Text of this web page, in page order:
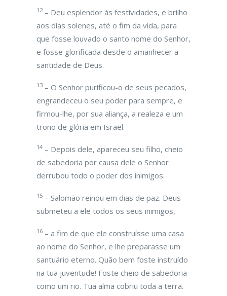
12– Deu esplendor às festividades, e brilho
aos dias solenes, até o fim da vida, para
que fosse louvado o santo nome do Senhor,
e fosse glorificada desde o amanhecer a
santidade de Deus.
13 – O Senhor purificou-o de seus pecados,
engrandeceu o seu poder para sempre, e
firmou-lhe, por sua aliança, a realeza e um
trono de glória em Israel.
14 – Depois dele, apareceu seu filho, cheio
de sabedoria por causa dele o Senhor
derrubou todo o poder dos inimigos.
15 – Salomão reinou em dias de paz. Deus
submeteu a ele todos os seus inimigos,
16 – a fim de que ele construísse uma casa
ao nome do Senhor, e lhe preparasse um
santuário eterno. Quão bem foste instruído
na tua juventude! Foste cheio de sabedoria
como um rio. Tua alma cobriu toda a terra.